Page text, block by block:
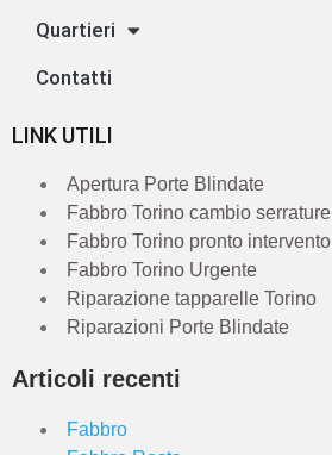
Quartieri
Contatti
LINK UTILI
Apertura Porte Blindate
Fabbro Torino cambio serrature
Fabbro Torino pronto intervento
Fabbro Torino Urgente
Riparazione tapparelle Torino
Riparazioni Porte Blindate
Articoli recenti
Fabbro